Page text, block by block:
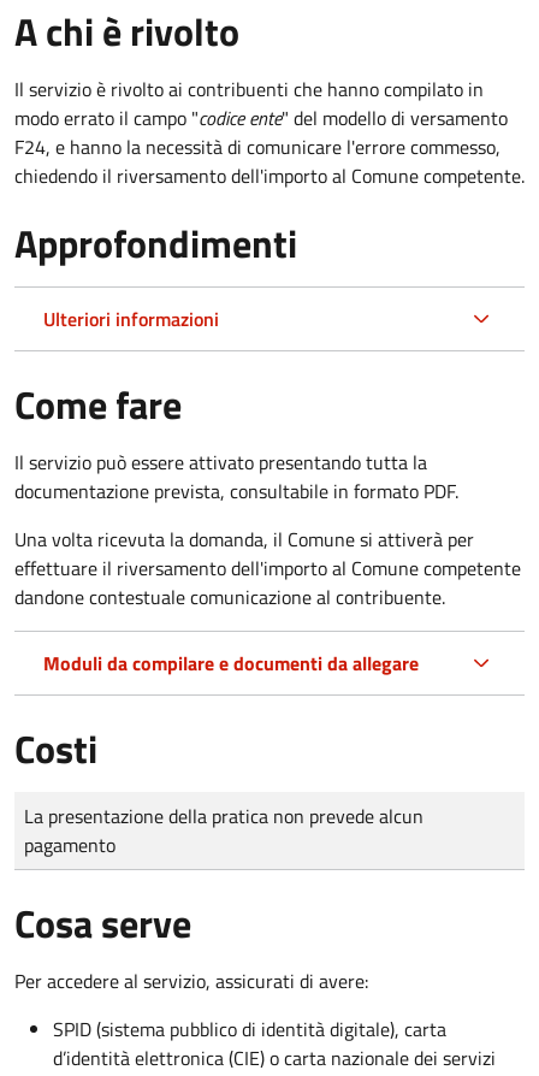
A chi è rivolto
Il servizio è rivolto ai contribuenti che hanno compilato in
modo errato il campo "codice ente" del modello di versamento
F24, e hanno la necessità di comunicare l'errore commesso,
chiedendo il riversamento dell'importo al Comune competente.
Approfondimenti
Ulteriori informazioni
Come fare
Il servizio può essere attivato presentando tutta la
documentazione prevista, consultabile in formato PDF.
Una volta ricevuta la domanda, il Comune si attiverà per
effettuare il riversamento dell'importo al Comune competente
dandone contestuale comunicazione al contribuente.
Moduli da compilare e documenti da allegare
Costi
Tipo di pagamento
Importo
La presentazione della pratica non prevede alcun
pagamento
Cosa serve
Per accedere al servizio, assicurati di avere:
SPID (sistema pubblico di identità digitale), carta
d’identità elettronica (CIE) o carta nazionale dei servizi